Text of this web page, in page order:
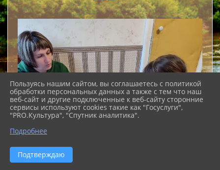
Пользуясь нашим сайтом, вы соглашаетесь с политикой
обработки персональных данных а также с тем что наш
веб-сайт и другие подключенные к веб-сайту сторонние
сервисы используют cookies такие как "Госуслуги",
"PRO.Культура", "Спутник аналитика".
Подробнее
Подтверждаю